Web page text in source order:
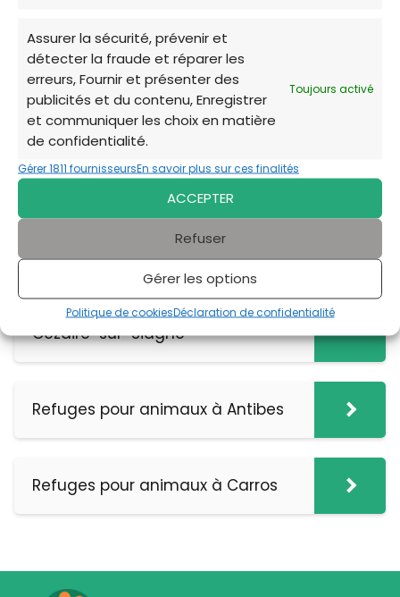
Assurer la sécurité, prévenir et
détecter la fraude et réparer les
erreurs, Fournir et présenter des
publicités et du contenu, Enregistrer
et communiquer les choix en matière
de confidentialité.
Toujours activé
Gérer 1811 fournisseursEn savoir plus sur ces finalités
ACCEPTER
Refuser
Gérer les options
Politique de cookiesDéclaration de confidentialité
Peymeinade. Les refuges locaux dépendent de
votre générosité et de votre soutien pour
continuer leur mission vitale. Que vous ayez
trouvé votre futur compagnon ou que vous
envisagiez de faire du bénévolat, chaque
geste compte. Ensemble, nous pouvons offrir
une seconde chance à ces animaux et leur
donner la vie qu'ils méritent.
Cela pourrait vous intéresser:
Refuges pour animaux à Saint-
Cézaire-sur-Siagne
Refuges pour animaux à Antibes
Refuges pour animaux à Carros